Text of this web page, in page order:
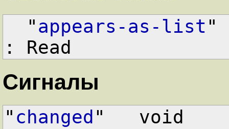
  "
appears-as-list
: Read
Сигналы
" changed "   void